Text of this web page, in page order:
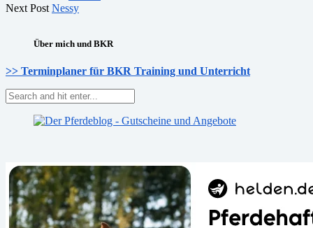
Next Post Nessy
Über mich und BKR
>> Terminplaner für BKR Training und Unterricht